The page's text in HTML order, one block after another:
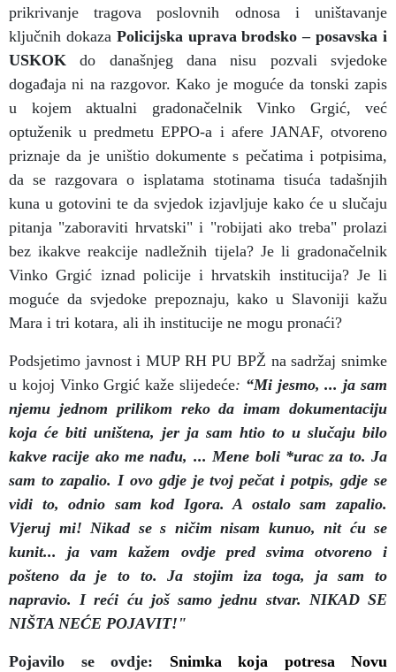
prikrivanje tragova poslovnih odnosa i uništavanje
ključnih dokaza Policijska uprava brodsko – posavska i
USKOK do današnjeg dananisu pozvali svjedoke
događaja ni na razgovor.Kako je moguće da tonski zapis
u kojem aktualni gradonačelnik Vinko Grgić, već
optuženik u predmetu EPPO-a i afere JANAF, otvoreno
priznaje da je uništio dokumente s pečatima i potpisima,
da se razgovara o isplatama stotinama tisuća tadašnjih
kuna u gotovini te da svjedok izjavljuje kako će u slučaju
pitanja "zaboraviti hrvatski" i "robijati ako treba" prolazi
bez ikakve reakcije nadležnih tijela? Je li gradonačelnik
Vinko Grgić iznad policije i hrvatskih institucija? Je li
moguće da svjedoke prepoznaju, kako u Slavoniji kažu
Mara i tri kotara, ali ih institucije ne mogu pronaći?
Podsjetimo javnost i MUP RH PU BPŽ na sadržaj snimke
u kojoj Vinko Grgić kaže slijedeće: “Mi jesmo, ... ja sam
njemu jednom prilikom reko da imam dokumentaciju
koja će biti uništena, jer ja sam htio to u slučaju bilo
kakve racije ako me nađu, ... Mene boli *urac za to. Ja
sam to zapalio. I ovo gdje je tvoj pečat i potpis, gdje se
vidi to, odnio sam kod Igora. A ostalo sam zapalio.
Vjeruj mi! Nikad se s ničim nisam kunuo, nit ću se
kunit... ja vam kažem ovdje pred svima otvoreno i
pošteno da je to to. Ja stojim iza toga, ja sam to
napravio. I reći ću još samo jednu stvar. NIKAD SE
NIŠTA NEĆE POJAVIT!"
Pojavilo se ovdje: Snimka koja potresa Novu